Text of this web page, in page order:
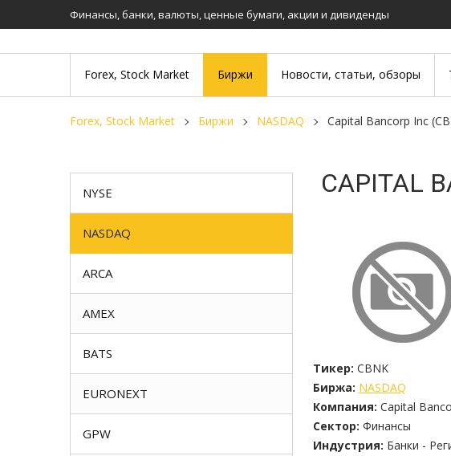
Финансы, банки, валюты, ценные бумаги, акции и дивиденды
Forex, Stock Market Биржи Новости, статьи, обзоры
Forex, Stock Market Биржи NASDAQ Capital Bancorp Inc
CAPITAL
Тикер: CBNK
Биржа: NASDAQ
Компания: Capital
Сектор: Финансы
Индустрия: Банки -
NYSE
NASDAQ
ARCA
AMEX
BATS
EURONEXT
GPW